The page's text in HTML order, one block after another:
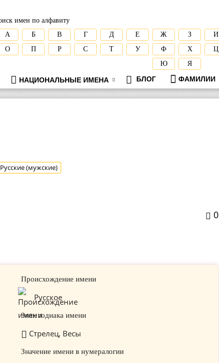
имен по алфавиту
А
Б В Г Д Е Ж З И
О
П Р С Т У Ф Х Ц
Ю
Я
НАЦИОНАЛЬНЫЕ ИМЕНА БЛОГ ФАМИЛИИ
Русские (мужские)
0
Происхождение имени
Русское
Знак зодиака имени
Стрелец, Весы
Значение имени в нумералогии